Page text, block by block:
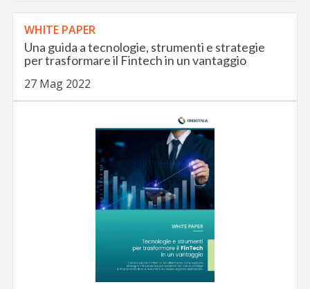
WHITE PAPER
Una guida a tecnologie, strumenti e strategie
per trasformare il Fintech in un vantaggio
27 Mag 2022